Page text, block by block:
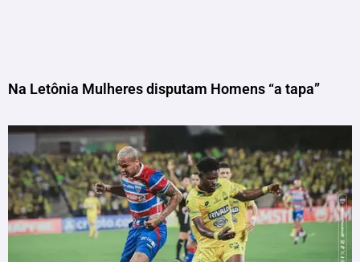
Na Letônia Mulheres disputam Homens “a tapa”